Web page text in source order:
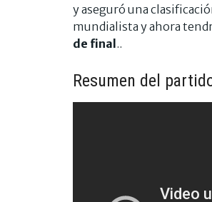
y aseguró una
mundialista y ahora
de final..
Resumen del